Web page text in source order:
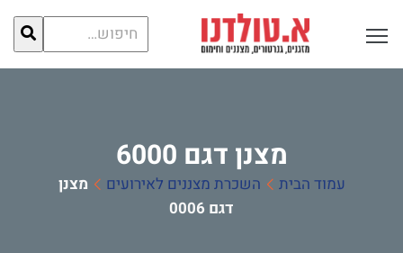
חיפוש
עבור:
פתח תפריט ראשי לתצוגה
מצנן דגם 6000
עמוד הבית השכרת מצננים לאירועים
מצנן
דגם 6000